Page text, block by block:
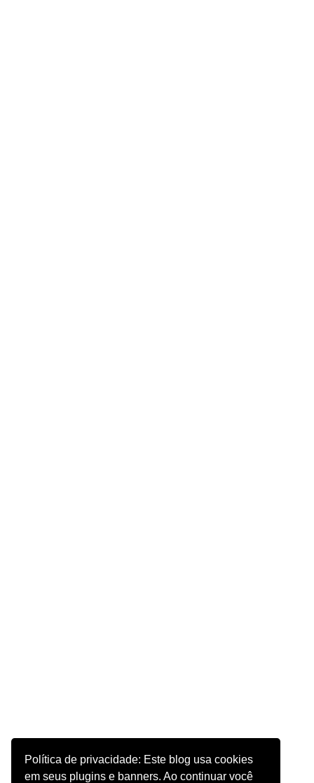
Política de privacidade: Este blog usa cookies
em seus plugins e banners. Ao continuar você